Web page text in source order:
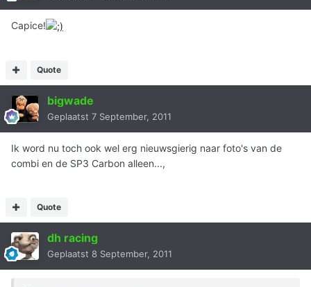
Capice!
Quote
bigwade
Geplaatst 7 September, 2011
Ik word nu toch ook wel erg nieuwsgierig naar foto's van de
combi en de SP3 Carbon alleen...,
Quote
dh racing
Geplaatst 8 September, 2011